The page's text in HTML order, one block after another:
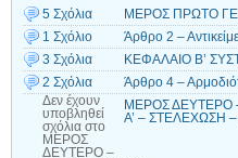
5 Σχόλια
ΜΕΡΟΣ ΠΡΩΤΟ
1 Σχόλιο
Άρθρο 2 –
3 Σχόλια
ΚΕΦΑΛΑΙΟ Β’
2 Σχόλια
Άρθρο 4 –
Δεν έχουν
υποβληθεί
σχόλια στο
ΜΕΡΟΣ
ΔΕΥΤΕΡΟ –
ΜΕΡΟΣ ΔΕΥΤΕΡΟ
Α’ – ΣΤΕΛΕΧΩΣΗ –